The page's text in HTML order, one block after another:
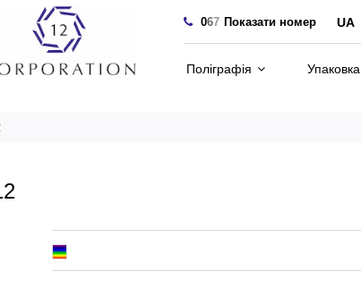
067 Показати номер UA
Поліграфія Упаковка